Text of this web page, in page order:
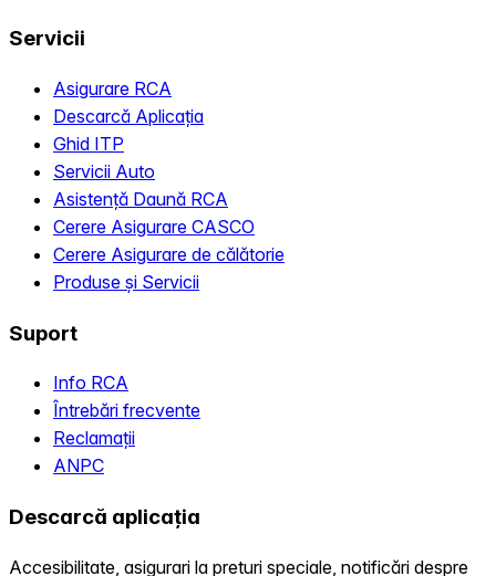
Servicii
Asigurare RCA
Descarcă Aplicația
Ghid ITP
Servicii Auto
Asistență Daună RCA
Cerere Asigurare CASCO
Cerere Asigurare de călătorie
Produse și Servicii
Suport
Info RCA
Întrebări frecvente
Reclamații
ANPC
Descarcă aplicația
Accesibilitate, asigurari la preturi speciale, notificări despre